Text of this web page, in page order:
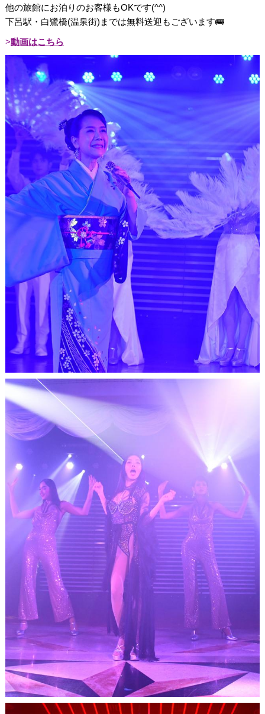
他の旅館にお泊りのお客様もOKです(^^)
下呂駅・白鷺橋(温泉街)までは無料送迎もございます🚌
動画はこちら